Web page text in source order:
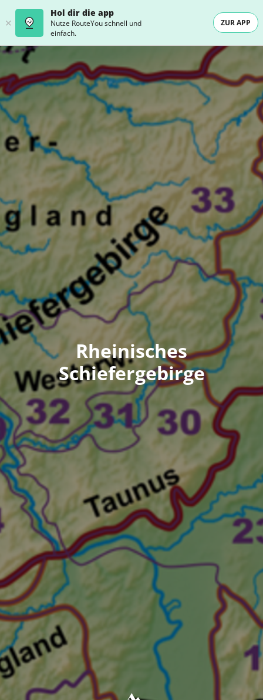
Hol dir die app
Nutze RouteYou schnell und
einfach.
ZUR APP
Rheinisches
Schiefergebirge